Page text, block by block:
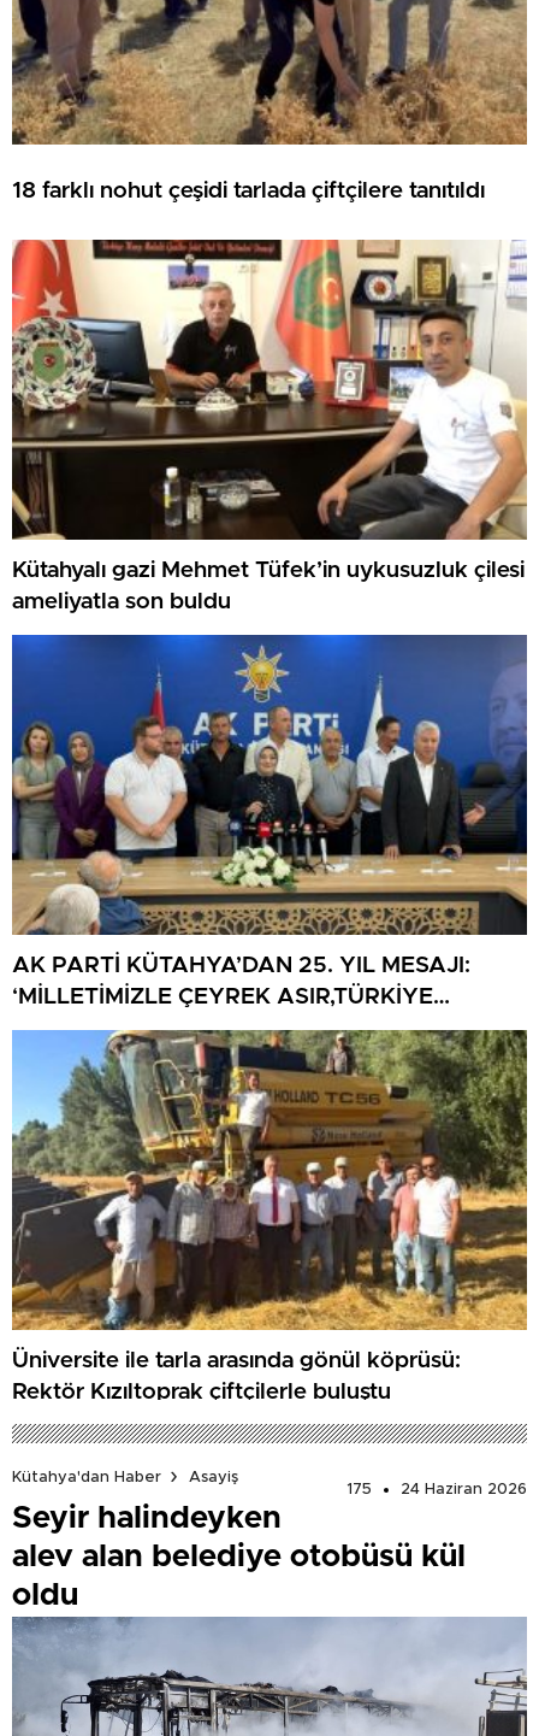
18 farklı nohut çeşidi tarlada çiftçilere tanıtıldı
Kütahyalı gazi Mehmet Tüfek’in uykusuzluk çilesi
ameliyatla son buldu
AK PARTİ KÜTAHYA’DAN 25. YIL MESAJI:
‘MİLLETİMİZLE ÇEYREK ASIR,TÜRKİYE
GELECEĞE HAZIR’
Üniversite ile tarla arasında gönül köprüsü:
Rektör Kızıltoprak çiftçilerle buluştu
Kütahya'dan Haber
Asayiş
175
24 Haziran 2026
Seyir halindeyken
alev alan belediye otobüsü kül
oldu